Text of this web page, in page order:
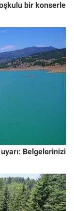
bir konserle
Belgelerinizi